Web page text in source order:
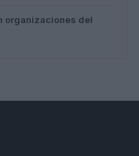
organizaciones del